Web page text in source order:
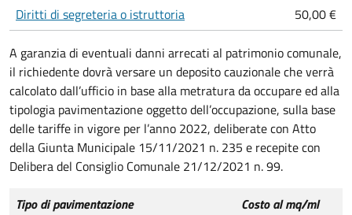
Diritti di segreteria o istruttoria
50,00 €
A garanzia di eventuali danni arrecati al patrimonio comunale,
il richiedente dovrà versare un deposito cauzionale che verrà
calcolato dall’ufficio in base alla metratura da occupare ed alla
tipologia pavimentazione oggetto dell’occupazione, sulla base
delle tariffe in vigore per l’anno 2022, deliberate con Atto
della Giunta Municipale 15/11/2021 n. 235 e recepite con
Delibera del Consiglio Comunale 21/12/2021 n. 99.
Tipo di pavimentazione
Costo al mq/ml